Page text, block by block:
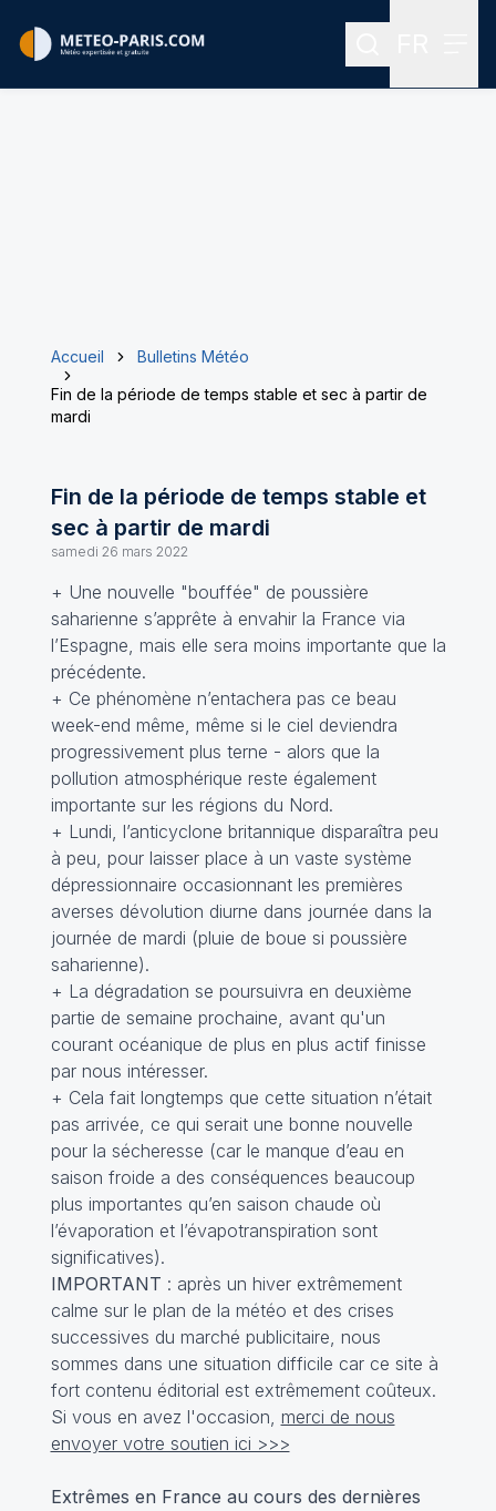
Rechercher
Accueil
Bulletins Météo
Fin de la période de temps stable et sec à partir de
mardi
Fin de la période de temps stable et
sec à partir de mardi
samedi 26 mars 2022
+ Une nouvelle "bouffée" de poussière
saharienne s’apprête à envahir la France via
l’Espagne, mais elle sera moins importante que la
précédente.
+ Ce phénomène n’entachera pas ce beau
week-end même, même si le ciel deviendra
progressivement plus terne - alors que la
pollution atmosphérique reste également
importante sur les régions du Nord.
+ Lundi, l’anticyclone britannique disparaîtra peu
à peu, pour laisser place à un vaste système
dépressionnaire occasionnant les premières
averses dévolution diurne dans journée dans la
journée de mardi (pluie de boue si poussière
saharienne).
+ La dégradation se poursuivra en deuxième
partie de semaine prochaine, avant qu'un
courant océanique de plus en plus actif finisse
par nous intéresser.
+ Cela fait longtemps que cette situation n’était
pas arrivée, ce qui serait une bonne nouvelle
pour la sécheresse (car le manque d’eau en
saison froide a des conséquences beaucoup
plus importantes qu’en saison chaude où
l’évaporation et l’évapotranspiration sont
significatives).
IMPORTANT : après un hiver extrêmement
calme sur le plan de la météo et des crises
successives du marché publicitaire, nous
sommes dans une situation difficile car ce site à
fort contenu éditorial est extrêmement coûteux.
Si vous en avez l'occasion, merci de nous
envoyer votre soutien ici >>>
Extrêmes en France au cours des dernières